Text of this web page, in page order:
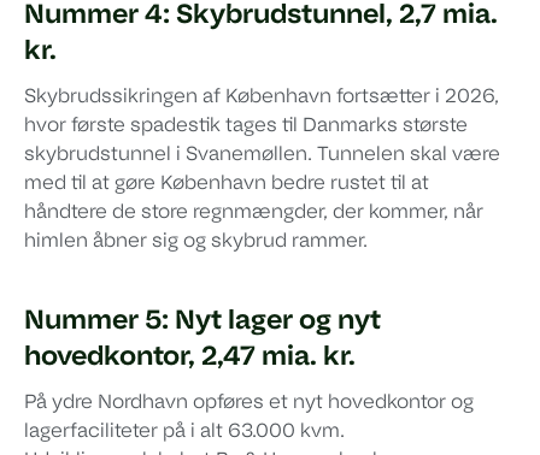
Nummer 4: Skybrudstunnel, 2,7 mia.
kr.
Skybrudssikringen af København fortsætter i 2026,
hvor første spadestik tages til Danmarks største
skybrudstunnel i Svanemøllen. Tunnelen skal være
med til at gøre København bedre rustet til at
håndtere de store regnmængder, der kommer, når
himlen åbner sig og skybrud rammer.
Nummer 5: Nyt lager og nyt
hovedkontor, 2,47 mia. kr.
På ydre Nordhavn opføres et nyt hovedkontor og
lagerfaciliteter på i alt 63.000 kvm.